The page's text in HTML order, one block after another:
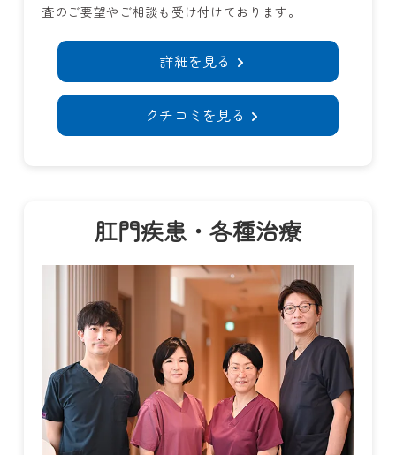
査のご要望やご相談も受け付けております。
詳細を見る
クチコミを見る
肛門疾患・各種治療